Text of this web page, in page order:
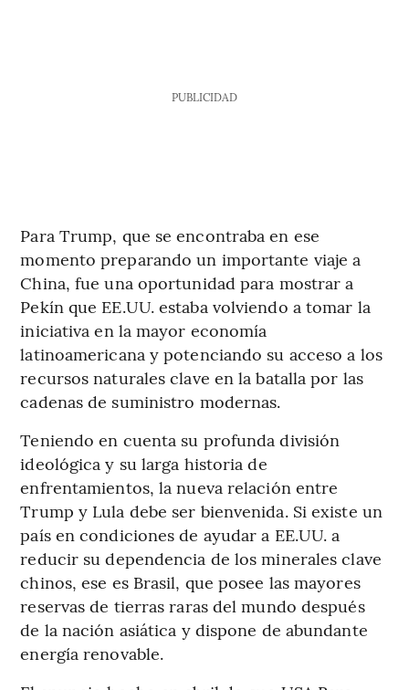
PUBLICIDAD
Para Trump, que se encontraba en ese
momento preparando un importante viaje a
China, fue una oportunidad para mostrar a
Pekín que EE.UU. estaba volviendo a tomar la
iniciativa en la mayor economía
latinoamericana y potenciando su acceso a los
recursos naturales clave en la batalla por las
cadenas de suministro modernas.
Teniendo en cuenta su profunda división
ideológica y su larga historia de
enfrentamientos, la nueva relación entre
Trump y Lula debe ser bienvenida. Si existe un
país en condiciones de ayudar a EE.UU. a
reducir su dependencia de los minerales clave
chinos, ese es Brasil, que posee las mayores
reservas de tierras raras del mundo después
de la nación asiática y dispone de abundante
energía renovable.